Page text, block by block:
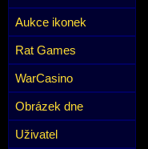
Aukce ikonek
Rat Games
WarCasino
Obrázek dne
Uživatel